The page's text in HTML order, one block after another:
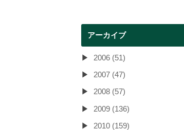
アーカイブ
2006 (51)
2007 (47)
2008 (57)
2009 (136)
2010 (159)